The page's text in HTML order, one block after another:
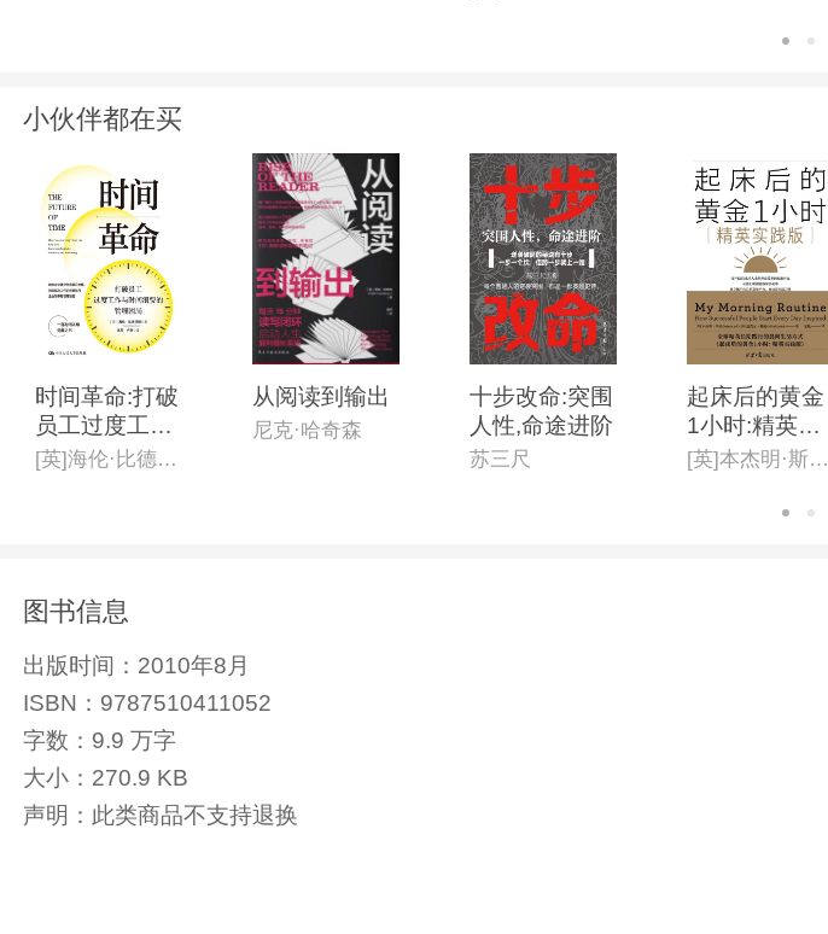
小伙伴都在买
时间革命:打破
员工过度工作
与时间浪费的[英]海伦·比德汉姆(Helen Beedham)
从阅读到输出
尼克·哈奇森
十步改命:突围
人性,命途进阶
苏三尺
起床后的黄金
1小时:精英实
践版
[英]本杰明·斯帕(Benjamin Spall),[德]迈克尔·赞德(Michael Xander)
图书信息
出版时间： 2010年8月
ISBN： 9787510411052
字数： 9.9 万字
大小： 270.9 KB
声明： 此类商品不支持退换